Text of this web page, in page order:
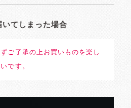
てしまった場合
ご了承の上お買いものを楽し
です。